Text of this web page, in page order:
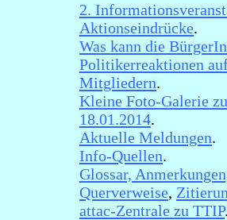
2.
Aktionseindrücke.
Was kann die
Politikerreaktionen
Mitgliedern.
Kleine Foto-Galerie
18.01.2014.
Aktuelle Meldungen.
Info-Quellen.
Glossar,
Querverweise,
attac-Zentrale zu TTIP